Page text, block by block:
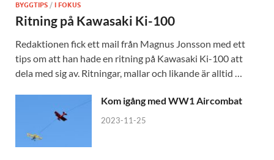
BYGGTIPS / I FOKUS
Ritning på Kawasaki Ki-100
Redaktionen fick ett mail från Magnus Jonsson med ett
tips om att han hade en ritning på Kawasaki Ki-100 att
dela med sig av. Ritningar, mallar och likande är alltid …
Kom igång med WW1 Aircombat
2023-11-25